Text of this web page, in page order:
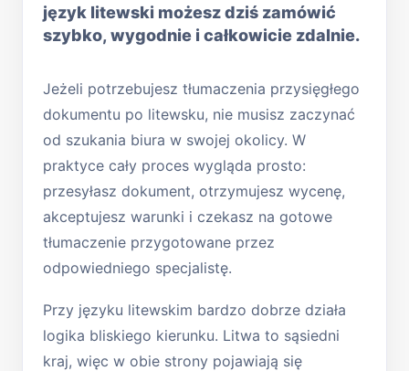
język litewski możesz dziś zamówić
szybko, wygodnie i całkowicie zdalnie.
Jeżeli potrzebujesz tłumaczenia przysięgłego
dokumentu po litewsku, nie musisz zaczynać
od szukania biura w swojej okolicy. W
praktyce cały proces wygląda prosto:
przesyłasz dokument, otrzymujesz wycenę,
akceptujesz warunki i czekasz na gotowe
tłumaczenie przygotowane przez
odpowiedniego specjalistę.
Przy języku litewskim bardzo dobrze działa
logika bliskiego kierunku. Litwa to sąsiedni
kraj, więc w obie strony pojawiają się